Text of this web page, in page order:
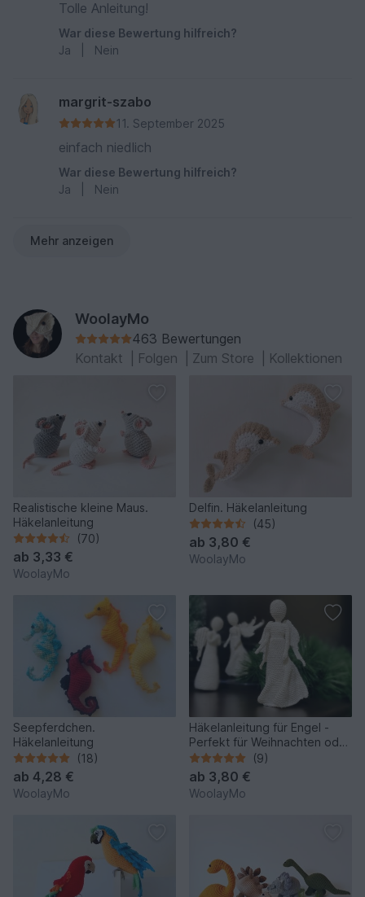
Tolle Anleitung!
War diese Bewertung hilfreich?
Ja
Nein
margrit-szabo
11. September 2025
einfach niedlich
War diese Bewertung hilfreich?
Ja
Nein
Mehr anzeigen
WoolayMo
463 Bewertungen
Kontakt
Folgen Zum Store Kollektionen
Realistische kleine Maus.
Häkelanleitung
(70)
ab 3,33 €
WoolayMo
Delfin. Häkelanleitung
(45)
ab 3,80 €
WoolayMo
Seepferdchen.
Häkelanleitung
(18)
ab 4,28 €
WoolayMo
Häkelanleitung für Engel -
Perfekt für Weihnachten oder
den Valentinstag
(9)
ab 3,80 €
WoolayMo